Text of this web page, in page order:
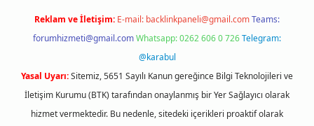
Reklam ve İletişim: E-mail: backlinkpaneli@gmail.comTeams:
forumhizmeti@gmail.comWhatsapp: 0262 606 0 726Telegram:
@karabul
Yasal Uyarı:Sitemiz, 5651 Sayılı Kanun gereğince Bilgi Teknolojileri ve
İletişim Kurumu (BTK) tarafından onaylanmış bir Yer Sağlayıcı olarak
hizmet vermektedir. Bu nedenle, sitedeki içerikleri proaktif olarak